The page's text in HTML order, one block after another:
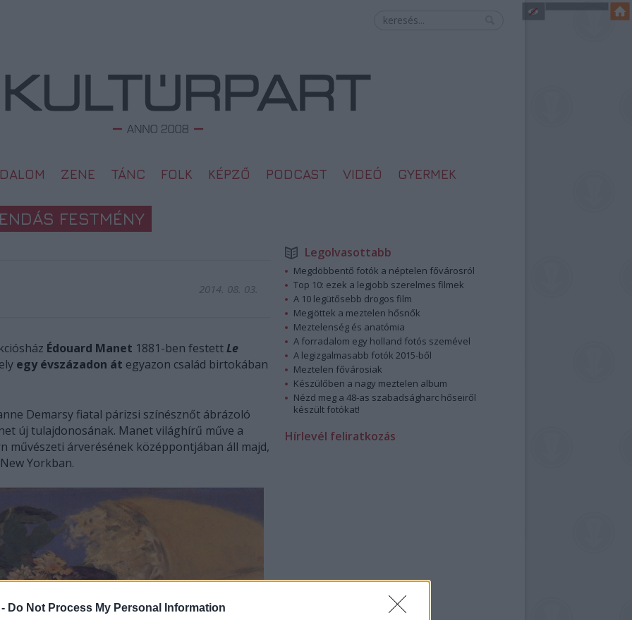
Do Not Process My Personal Information
ZENE TÁNC FOLK KÉPZŐ PODCAST VIDEÓ GYERMEK
FESTMÉNY
2014. 08. 03.
Édouard Manet 1881-ben festettLe
egy évszázadon át egyazon család birtokában
Demarsy fiatal párizsi színésznőt ábrázoló
új tulajdonosának. Manet világhírű műve a
művészeti árverésének középpontjában áll majd,
Yorkban.
Legolvasottabb
Megdöbbentő fotók a néptelen fővárosról
Top 10: ezek a legjobb szerelmes filmek
A 10 legütősebb drogos film
Megjöttek a meztelen hősnők
Meztelenség és anatómia
A forradalom egy holland fotós szemével
A legizgalmasabb fotók 2015-ből
Meztelen fővárosiak
Készülőben a nagy meztelen album
Nézd meg a 48-as szabadságharc hőseiről
készült fotókat!
Hírlevél feliratkozás